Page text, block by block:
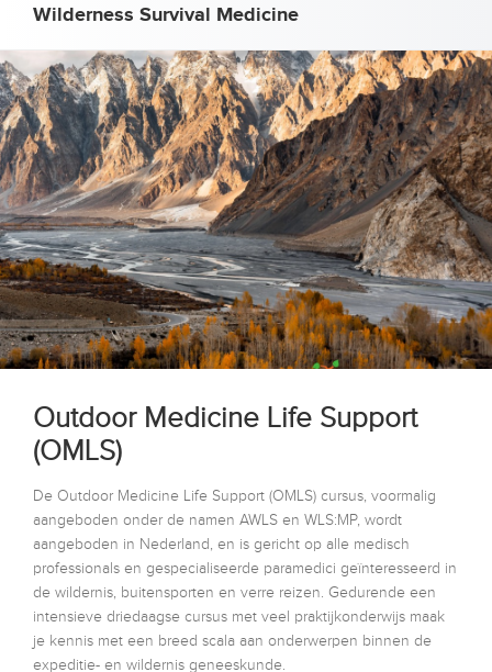
Wilderness Survival Medicine
Outdoor Medicine Life Support
(OMLS)
De Outdoor Medicine Life Support (OMLS) cursus, voormalig
aangeboden onder de namen AWLS en WLS:MP, wordt
aangeboden in Nederland, en is gericht op alle medisch
professionals en gespecialiseerde paramedici geïnteresseerd in
de wildernis, buitensporten en verre reizen. Gedurende een
intensieve driedaagse cursus met veel praktijkonderwijs maak
je kennis met een breed scala aan onderwerpen binnen de
expeditie- en wildernis geneeskunde.